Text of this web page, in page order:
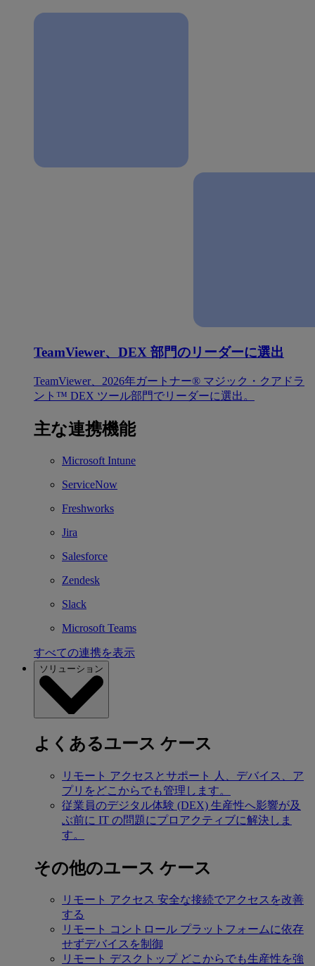
TeamViewer、DEX 部門のリーダーに選出
TeamViewer、2026年ガートナー® マジック・クアドラ
ント™ DEX ツール部門でリーダーに選出。
主な連携機能
Microsoft Intune
ServiceNow
Freshworks
Jira
Salesforce
Zendesk
Slack
Microsoft Teams
すべての連携を表示
ソリューション
よくあるユース ケース
リモート アクセスとサポート
人、デバイス、ア
プリをどこからでも管理します。
従業員のデジタル体験 (DEX) 生産性へ影響が及
ぶ前に IT の問題にプロアクティブに解決しま
す。
その他のユース ケース
リモート アクセス 安全な接続でアクセスを改善
する
リモート コントロール プラットフォームに依存
せずデバイスを制御
リモート デスクトップ どこからでも生産性を強